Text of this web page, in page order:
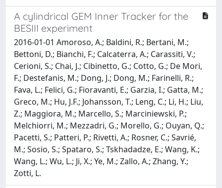
A cylindrical GEM Inner Tracker for the
BESIII experiment
2016-01-01 Amoroso, A.; Baldini, R.; Bertani, M.;
Bettoni, D.; Bianchi, F.; Calcaterra, A.; Carassiti, V.;
Cerioni, S.; Chai, J.; Cibinetto, G.; Cotto, G.; De Mori,
F.; Destefanis, M.; Dong, J.; Dong, M.; Farinelli, R.;
Fava, L.; Felici, G.; Fioravanti, E.; Garzia, I.; Gatta, M.;
Greco, M.; Hu, J.F.; Johansson, T.; Leng, C.; Li, H.; Liu,
Z.; Maggiora, M.; Marcello, S.; Marciniewski, P.;
Melchiorri, M.; Mezzadri, G.; Morello, G.; Ouyan, Q.;
Pacetti, S.; Patteri, P.; Rivetti, A.; Rosner, C.; Savrié,
M.; Sosio, S.; Spataro, S.; Tskhadadze, E.; Wang, K.;
Wang, L.; Wu, L.; Ji, X.; Ye, M.; Zallo, A.; Zhang, Y.;
Zotti, L.